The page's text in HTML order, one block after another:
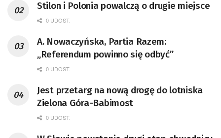
Stilon i Polonia powalczą o drugie miejsce
0 UDOST.
A. Nowaczyńska, Partia Razem:
„Referendum powinno się odbyć”
0 UDOST.
Jest przetarg na nową drogę do lotniska
Zielona Góra-Babimost
0 UDOST.